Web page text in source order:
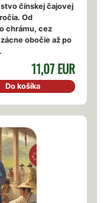
čínskej čajovej
Od
chrámu, cez
obočie až po
11,07 EUR
Do košíka